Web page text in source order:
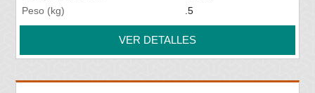
Peso (kg)
.5
VER DETALLES